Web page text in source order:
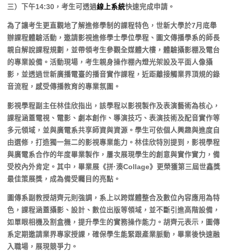
三）下午14:30，考生可透過線上系統快速完成申請。
為了讓考生更直觀地了解進修學制的課程特色，世新大學於7月底舉
辦課程體驗活動，邀請影視進修學士學位學程、圖文傳播學系的師長
親自解說課程規劃，並帶領考生參觀全媒體大樓，體驗攝影棚及電台
的專業設備。活動現場，考生親身操作棚內燈光架設及平面人像攝
影，並透過世新廣播電臺的播音實作課程，近距離接觸業界頂規的錄
音流程，感受傳播教育的專業氛圍。
影視學程副主任林佳欣指出，該學程以影視製作及表演藝術為核心，
課程涵蓋電視、電影、劇本創作、導演技巧、表演技術及配音實作等
多元領域，並與廣電系共享師資與資源。學生可依個人興趣與進度自
由選修，打造獨一無二的影視專業能力。林佳欣特別提到，影視學程
與廣電系合作的年度畢業製作，屢次展現學生的創意與實作實力，備
受校內外肯定。其中，畢業展《拼·湊Collage》更榮獲第三屆世鑫獎
最佳策展獎，成為備受矚目的亮點。
圖傳系副教授胡齊元則強調，系上以跨媒體整合及數位內容應用為特
色，課程涵蓋攝影、設計、數位出版等領域，並不斷引進高階設備，
如單眼相機及割盒機，提升學生的實務操作能力。胡齊元表示，圖傳
系定期邀請業界專家授課，確保學生能緊跟產業脈動，畢業後快速融
入職場，展現競爭力。